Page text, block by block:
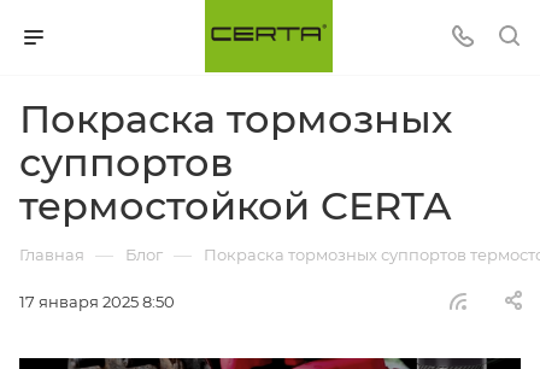
Покраска тормозных
суппортов
термостойкой CERTA
Главная — Блог — Покраска тормозных суппортов
17 января 2025 8:50